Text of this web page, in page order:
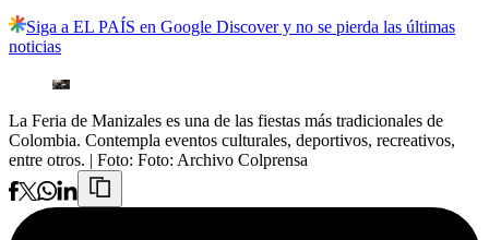
Siga a EL PAÍS en Google Discover y no se pierda las últimas
noticias
La Feria de Manizales es una de las fiestas más tradicionales de
Colombia. Contempla eventos culturales, deportivos, recreativos,
entre otros. | Foto: Foto: Archivo Colprensa